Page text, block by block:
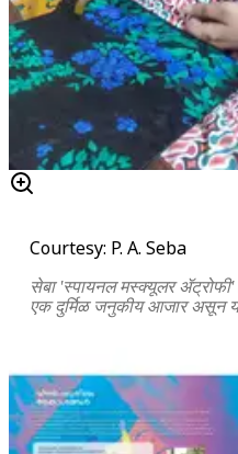
Courtesy: P. A. Seba
सेबा 'स्पायनल मस्क्यूलर
एक दुर्मिळ जनुकीय आजार असून